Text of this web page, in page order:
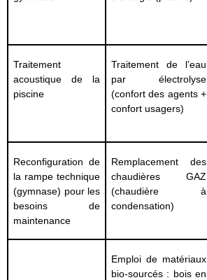
Traitement
acoustique de la
piscine
Traitement de l’eau
par électrolyse
(confort des agents +
confort usagers)
Reconfiguration de
la rampe technique
(gymnase) pour les
besoins de
maintenance
Remplacement des
chaudières GAZ
(chaudière à
condensation)
Emploi de matériaux
bio-sourcés : bois en